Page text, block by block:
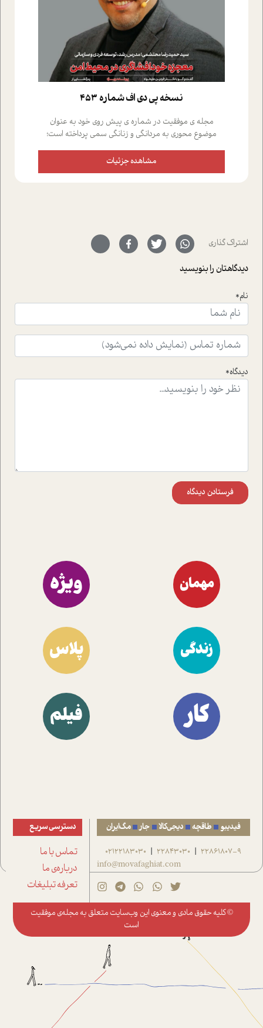
نسخه پي دي اف شماره 453
مجله ی موفقیت در شماره ی پیش روی خود به عنوان
موضوع محوری به مردانگی و زنانگی سمی پرداخته است؛
علیخواه، جامعه شناس در بخش های مختلف تلاش کرده ایم
از دریچه های گوناگون به این موضوع مهم بپردازیم.فصل
حمیدرضا محتشمی که بیست و پنجمین سال فعالیت حرفه
ای خود را در حوزه ی کوچینگ، توسعه ی فردی و رهبری پشت
با رکاب زدن در بیش از هفتاد کشور و کاشتن درخت، به نماد
جذاب پرداخته است که عبارتند از جنبش آهستگی و نیز مقاله
ای که به زندگی شگفت انگیز جین گودال و تاثیرات کاوش های
ایشان در حوزه ی شامپانزه ها بر زندگی امروزی ما نگاهی
افکنده است.فصل اتاق 333 شما را پای صحبت یک تجربه ی
واقعی در ارتباط با اختلال شخصیت اسکزوئید و مشکلات و نیز
است.در فصل پایانی زیر ذره بین نیز همکاران ما تلاش کرده
اند تا در کنار مطالب سرگرمی و انگیزشی، شما را با بهترین و
مشاهده جزئیات
اشتراک گذاری
دیدگاهتان را بنویسید
نام*
دیدگاه*
فرستادن دیدگاه
مهمان ویژه
زندگی پلاس
کار فیلم
فیدیبو طاقچه دیجی‌کالا جار مگ‌ایران
22861807-9
|
22843030
|
02122183030
info@movafaghiat.com
دسترسی سریع
تماس با ما
درباره‌ی ما
تعرفه تبلیغات
© کلیه حقوق مادی و معنوی این وب‌سایت متعلق به مجله‌ی موفقیت
است